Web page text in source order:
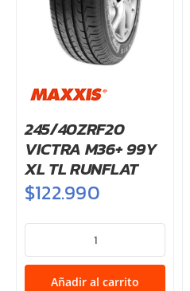
245/40ZRF20
VICTRA M36+ 99Y
XL TL RUNFLAT
$122.990
245/40ZRF20
VICTRA
M36+
Añadir al carrito